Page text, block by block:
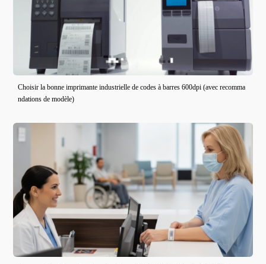
Choisir la bonne imprimante industrielle de codes à barres 600dpi (avec recomma
ndations de modèle)